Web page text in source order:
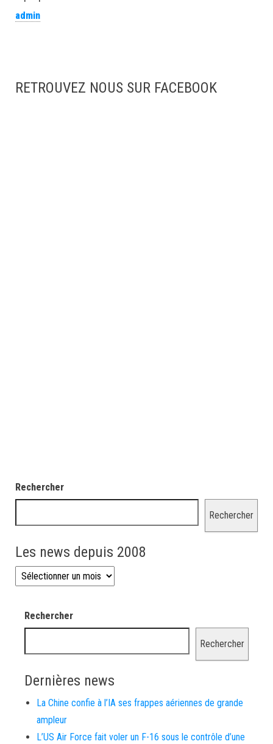
admin
RETROUVEZ NOUS SUR FACEBOOK
Rechercher
Rechercher
Les news depuis 2008
Les news depuis 2008
Rechercher
Rechercher
Dernières news
La Chine confie à l’IA ses frappes aériennes de grande
ampleur
L’US Air Force fait voler un F-16 sous le contrôle d’une